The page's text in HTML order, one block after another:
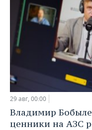
29 авг, 00:00
Владимир
ценники на АЗС